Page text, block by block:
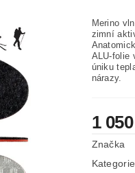
Merino
zimní
ALU-folie
úniku
nárazy.
1
Značka
Kategorie